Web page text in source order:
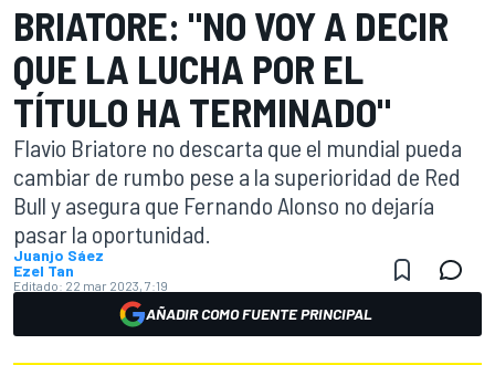
BRIATORE: "NO VOY A DECIR
QUE LA LUCHA POR EL
TÍTULO HA TERMINADO"
Flavio Briatore no descarta que el mundial pueda
cambiar de rumbo pese a la superioridad de Red
Bull y asegura que Fernando Alonso no dejaría
pasar la oportunidad.
Juanjo Sáez
Ezel Tan
Editado: 22 mar 2023, 7:19
AÑADIR COMO FUENTE PRINCIPAL